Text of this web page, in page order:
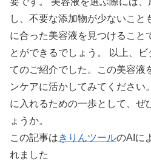
し、不要な添加物が少ないこと
に合った美容液を見つけること
とができるでしょう。 以上、
てのご紹介でした。この美容液
ンケアに活かしてみてください
に入れるための一歩として、ぜ
ょうか。
この記事はきりんツールのAIに
れました